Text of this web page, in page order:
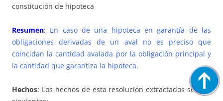
constitución de hipoteca
Resumen: En caso de una hipoteca en garantía de las
obligaciones derivadas de un aval no es preciso que
coincidan la cantidad avalada por la obligación principal y
la cantidad que garantiza la hipoteca.
Hechos: Los hechos de esta resolución extractados son los